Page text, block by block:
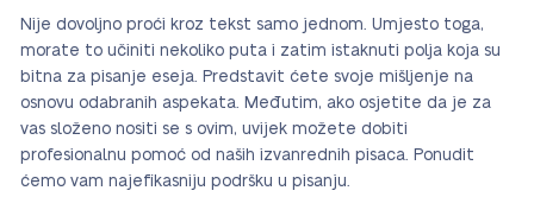
Nije dovoljno proći kroz tekst samo jednom. Umjesto toga,
morate to učiniti nekoliko puta i zatim istaknuti polja koja su
bitna za pisanje eseja. Predstavit ćete svoje mišljenje na
osnovu odabranih aspekata. Međutim, ako osjetite da je za
vas složeno nositi se s ovim, uvijek možete dobiti
profesionalnu pomoć od naših izvanrednih pisaca. Ponudit
ćemo vam najefikasniju podršku u pisanju.